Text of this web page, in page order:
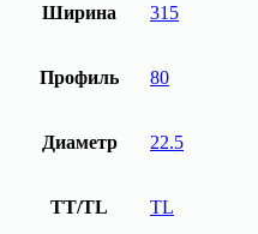
Ширина 315
Профиль 80
Диаметр 22.5
TT/TL TL